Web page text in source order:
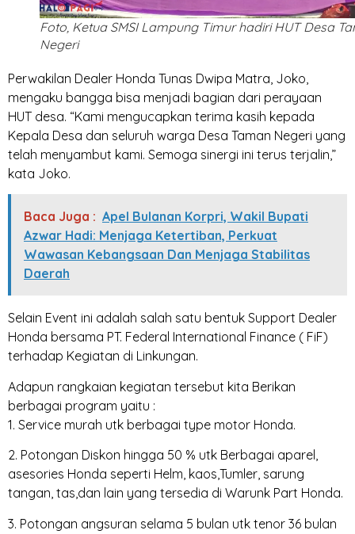
Foto, Ketua SMSI Lampung Timur hadiri HUT Desa
Negeri
Perwakilan Dealer Honda Tunas Dwipa Matra, Joko,
mengaku bangga bisa menjadi bagian dari perayaan
HUT desa. “Kami mengucapkan terima kasih kepada
Kepala Desa dan seluruh warga Desa Taman Negeri yang
telah menyambut kami. Semoga sinergi ini terus terjalin,”
kata Joko.
Baca Juga : Apel Bulanan Korpri, Wakil Bupati
Azwar Hadi: Menjaga Ketertiban, Perkuat
Wawasan Kebangsaan Dan Menjaga Stabilitas
Daerah
Selain Event ini adalah salah satu bentuk Support Dealer
Honda bersama PT. Federal International Finance ( FiF)
terhadap Kegiatan di Linkungan.
Adapun rangkaian kegiatan tersebut kita Berikan
berbagai program yaitu :
1. Service murah utk berbagai type motor Honda.
2. Potongan Diskon hingga 50 % utk Berbagai aparel,
asesories Honda seperti Helm, kaos,Tumler, sarung
tangan, tas,dan lain yang tersedia di Warunk Part Honda.
3. Potongan angsuran selama 5 bulan utk tenor 36 bulan